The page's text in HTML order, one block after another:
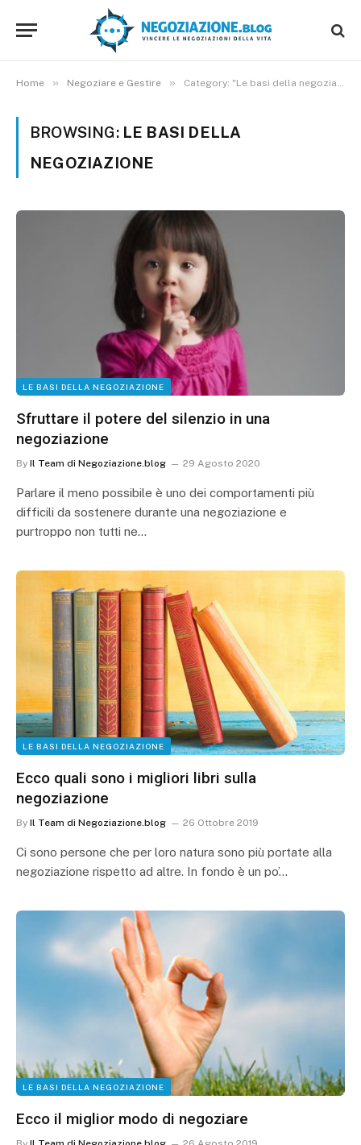
Home » Negoziare e Gestire » Category: "Le basi della negoziazione"
BROWSING: LE BASI DELLA
NEGOZIAZIONE
LE BASI DELLA NEGOZIAZIONE
Sfruttare il potere del silenzio in una
negoziazione
By Il Team di Negoziazione.blog 29 Agosto 2020
Parlare il meno possibile è uno dei comportamenti più
difficili da sostenere durante una negoziazione e
purtroppo non tutti ne…
LE BASI DELLA NEGOZIAZIONE
Ecco quali sono i migliori libri sulla
negoziazione
By Il Team di Negoziazione.blog 26 Ottobre 2019
Ci sono persone che per loro natura sono più portate alla
negoziazione rispetto ad altre. In fondo è un po’…
LE BASI DELLA NEGOZIAZIONE
Ecco il miglior modo di negoziare